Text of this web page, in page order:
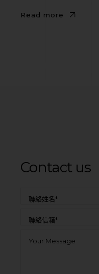
Read more
Contact us